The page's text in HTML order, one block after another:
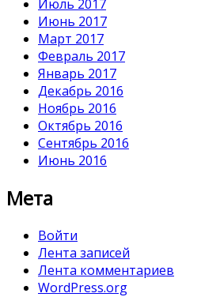
Июль 2017
Июнь 2017
Март 2017
Февраль 2017
Январь 2017
Декабрь 2016
Ноябрь 2016
Октябрь 2016
Сентябрь 2016
Июнь 2016
Мета
Войти
Лента записей
Лента комментариев
WordPress.org